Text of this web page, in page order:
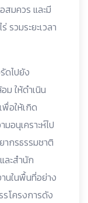
มควร และมี
รวมระยะเวลา
ดไปยัง
ม ให้ดำเนิน
พื่อให้เกิด
อนุเคราะห์ไป
ากรธรรมชาติ
ละสำนัก
นในพื้นที่อย่าง
รโครงการดัง